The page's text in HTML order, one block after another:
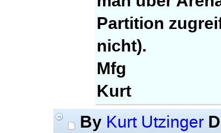
Partition
nicht).
Mfg
Kurt
By Kurt Utzinger